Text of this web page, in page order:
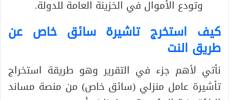
وتودع الأموال في الخزينة العامة للدولة.
كيف استخرج تاشيرة سائق خاص عن
طريق النت
نأتي لأهم جزء في التقرير وهو طريقة استخراج
تأشيرة عامل منزلي (سائق خاص) من منصة مساند